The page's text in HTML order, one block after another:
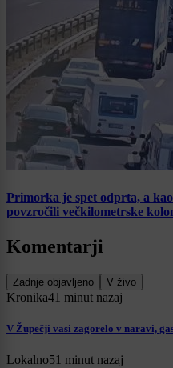
Primorka je spet odprta, a
povzročili večkilometrske
Komentarji
Zadnje objavljeno V živo
Kronika41 minut nazaj
V Župečji vasi zagorelo v naravi,
Lokalno51 minut nazaj